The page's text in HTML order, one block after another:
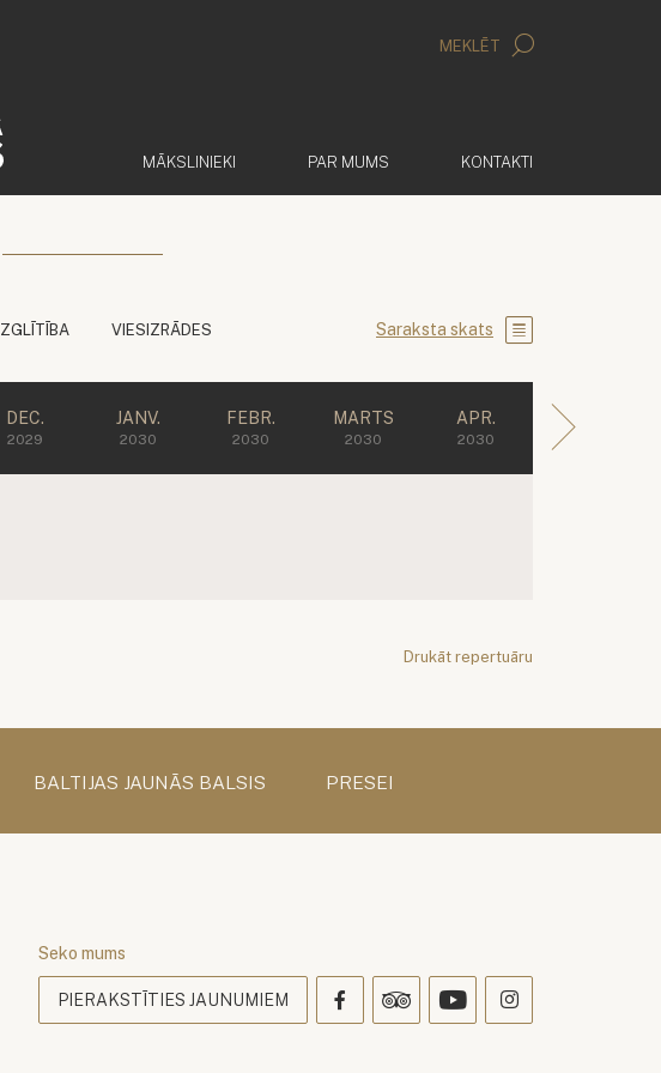
MEKLĒT
MĀKSLINIEKI PAR MUMS KONTAKTI
IZGLĪTĪBA VIESIZRĀDES Saraksta skats
DEC.
2029
JANV.
2030
FEBR.
2030
MARTS
2030
APR.
2030
Drukāt repertuāru
BALTIJAS JAUNĀS BALSIS PRESEI
Seko mums
PIERAKSTĪTIES JAUNUMIEM